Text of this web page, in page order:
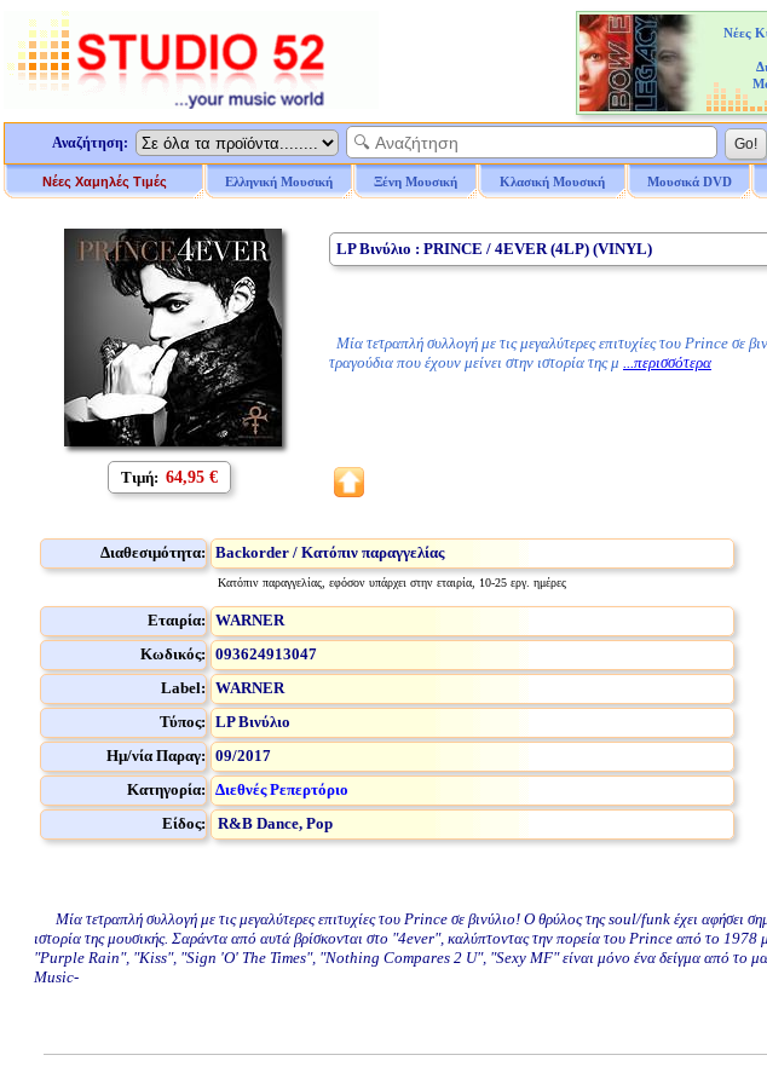
Νέες
Αναζήτηση:
Νέες Χαμηλές Τιμές Ελληνική Μουσική Ξένη Μουσική Κλασική Μουσική Μουσικά DVD
Τιμή: 64,95 €
LP Βινύλιο : PRINCE / 4EVER (4LP) (VINYL)
Μία τετραπλή συλλογή με τις μεγαλύτερες επιτυχίες του Prince σε
τραγούδια που έχουν μείνει στην ιστορία της μ ...περισσότερα
Διαθεσιμότητα: Backorder / Κατόπιν παραγγελίας
Κατόπιν παραγγελίας, εφόσον υπάρχει στην εταιρία, 10-25 εργ. ημέρες
Εταιρία: WARNER
Κωδικός: 093624913047
Label: WARNER
Τύπος: LP Βινύλιο
Ημ/νία Παραγ: 09/2017
Κατηγορία: Διεθνές Ρεπερτόριο
Είδος:
R&B Dance, Pop
Μία τετραπλή συλλογή με τις μεγαλύτερες επιτυχίες του Prince σε βινύλιο! Ο θρύλος της soul/funk έχει αφήσει
ιστορία της μουσικής. Σαράντα από αυτά βρίσκονται στο "4ever", καλύπτοντας την πορεία του Prince από το
"Purple Rain", "Kiss", "Sign 'O' The Times", "Nothing Compares 2 U", "Sexy MF" είναι μόνο ένα δείγμα από το
Music-